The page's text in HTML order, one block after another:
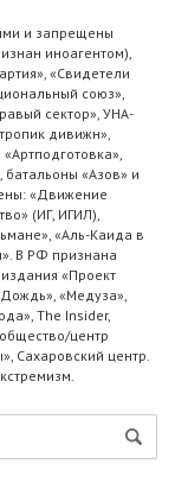
и запрещены
иноагентом),
«Свидетели
союз»,
сектор», УНА-
дивижн»,
батальоны «Азов» и
«Движение
(ИГ, ИГИЛ),
«Аль-Каида в
В РФ признана
«Проект
«Медуза»,
The Insider,
центр
Сахаровский центр.